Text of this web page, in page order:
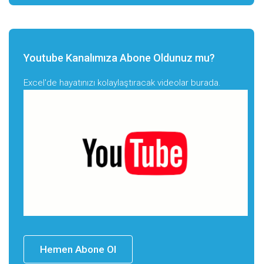
Youtube Kanalımıza Abone Oldunuz mu?
Excel'de hayatınızı kolaylaştıracak videolar burada.
Hemen Abone Ol